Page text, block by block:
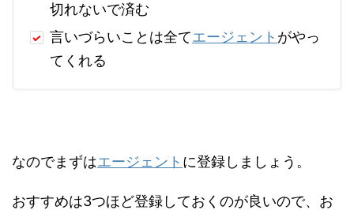
切れないで済む
言いづらいことは全てエージェント がやっ
てくれる
なのでまずはエージェント に登録しましょう。
おすすめは3つほど登録しておくのが良いので、お